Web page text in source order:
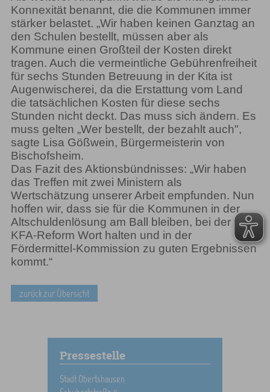
Konnexität benannt, die die Kommunen immer
stärker belastet. „Wir haben keinen Ganztag an
den Schulen bestellt, müssen aber als
Kommune einen Großteil der Kosten direkt
tragen. Auch die vermeintliche Gebührenfreiheit
für sechs Stunden Betreuung in der Kita ist
Augenwischerei, da die Erstattung vom Land
die tatsächlichen Kosten für diese sechs
Stunden nicht deckt. Das muss sich ändern. Es
muss gelten „Wer bestellt, der bezahlt auch",
sagte Lisa Gößwein, Bürgermeisterin von
Bischofsheim.
Das Fazit des Aktionsbündnisses: „Wir haben
das Treffen mit zwei Ministern als
Wertschätzung unserer Arbeit empfunden. Nun
hoffen wir, dass sie für die Kommunen in der
Altschuldenlösung am Ball bleiben, bei der
KFA-Reform Wort halten und in der
Fördermittel-Kommission zu guten Ergebnissen
kommt.“
zurück zur Übersicht
Pressestelle
Stadt Obertshausen